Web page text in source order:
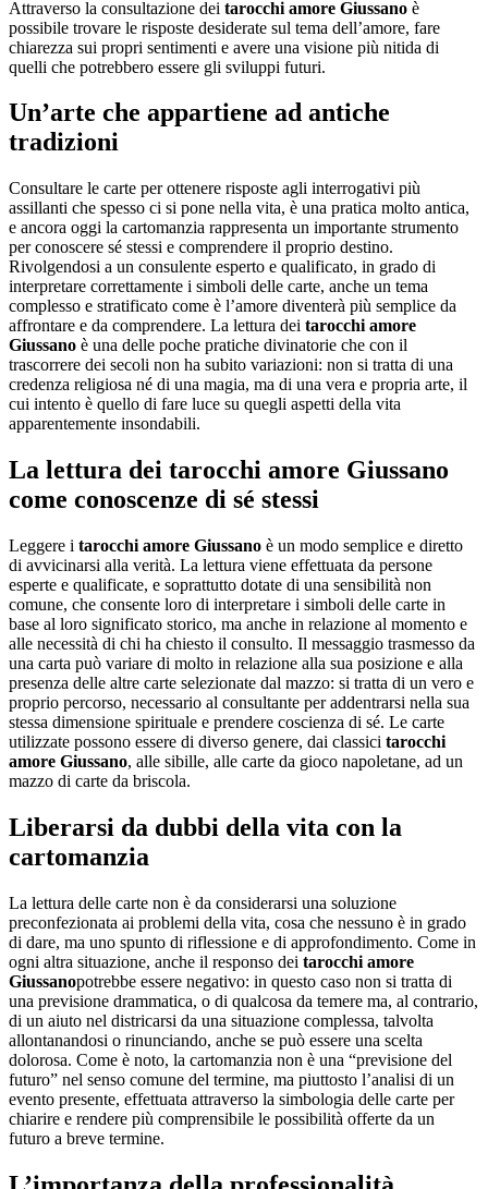
Attraverso la consultazione dei tarocchi amore Giussano è
possibile trovare le risposte desiderate sul tema dell’amore, fare
chiarezza sui propri sentimenti e avere una visione più nitida di
quelli che potrebbero essere gli sviluppi futuri.
Un’arte che appartiene ad antiche
tradizioni
Consultare le carte per ottenere risposte agli interrogativi più
assillanti che spesso ci si pone nella vita, è una pratica molto antica,
e ancora oggi la cartomanzia rappresenta un importante strumento
per conoscere sé stessi e comprendere il proprio destino.
Rivolgendosi a un consulente esperto e qualificato, in grado di
interpretare correttamente i simboli delle carte, anche un tema
complesso e stratificato come è l’amore diventerà più semplice da
affrontare e da comprendere. La lettura dei tarocchi amore
Giussano è una delle poche pratiche divinatorie che con il
trascorrere dei secoli non ha subito variazioni: non si tratta di una
credenza religiosa né di una magia, ma di una vera e propria arte, il
cui intento è quello di fare luce su quegli aspetti della vita
apparentemente insondabili.
La lettura dei tarocchi amore Giussano
come conoscenze di sé stessi
Leggere i tarocchi amore Giussano è un modo semplice e diretto
di avvicinarsi alla verità. La lettura viene effettuata da persone
esperte e qualificate, e soprattutto dotate di una sensibilità non
comune, che consente loro di interpretare i simboli delle carte in
base al loro significato storico, ma anche in relazione al momento e
alle necessità di chi ha chiesto il consulto. Il messaggio trasmesso da
una carta può variare di molto in relazione alla sua posizione e alla
presenza delle altre carte selezionate dal mazzo: si tratta di un vero e
proprio percorso, necessario al consultante per addentrarsi nella sua
stessa dimensione spirituale e prendere coscienza di sé. Le carte
utilizzate possono essere di diverso genere, dai classici tarocchi
amore Giussano, alle sibille, alle carte da gioco napoletane, ad un
mazzo di carte da briscola.
Liberarsi da dubbi della vita con la
cartomanzia
La lettura delle carte non è da considerarsi una soluzione
preconfezionata ai problemi della vita, cosa che nessuno è in grado
di dare, ma uno spunto di riflessione e di approfondimento. Come in
ogni altra situazione, anche il responso dei tarocchi amore
Giussanopotrebbe essere negativo: in questo caso non si tratta di
una previsione drammatica, o di qualcosa da temere ma, al contrario,
di un aiuto nel districarsi da una situazione complessa, talvolta
allontanandosi o rinunciando, anche se può essere una scelta
dolorosa. Come è noto, la cartomanzia non è una “previsione del
futuro” nel senso comune del termine, ma piuttosto l’analisi di un
evento presente, effettuata attraverso la simbologia delle carte per
chiarire e rendere più comprensibile le possibilità offerte da un
futuro a breve termine.